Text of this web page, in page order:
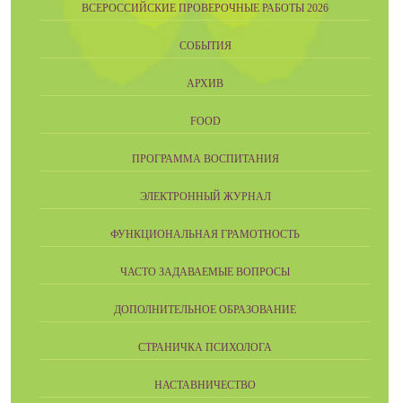
ВСЕРОССИЙСКИЕ ПРОВЕРОЧНЫЕ РАБОТЫ 2026
СОБЫТИЯ
АРХИВ
FOOD
ПРОГРАММА ВОСПИТАНИЯ
ЭЛЕКТРОННЫЙ ЖУРНАЛ
ФУНКЦИОНАЛЬНАЯ ГРАМОТНОСТЬ
ЧАСТО ЗАДАВАЕМЫЕ ВОПРОСЫ
ДОПОЛНИТЕЛЬНОЕ ОБРАЗОВАНИЕ
СТРАНИЧКА ПСИХОЛОГА
НАСТАВНИЧЕСТВО